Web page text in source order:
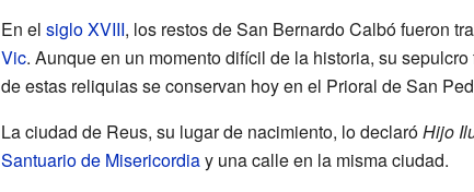
En el siglo XVIII, los restos de San Bernardo Calbó fueron
Vic. Aunque en un momento difícil de la historia, su
de estas reliquias se conservan hoy en el Prioral de San
La ciudad de Reus, su lugar de nacimiento, lo declaróHijo
Santuario de Misericordiay una calle en la misma ciudad.